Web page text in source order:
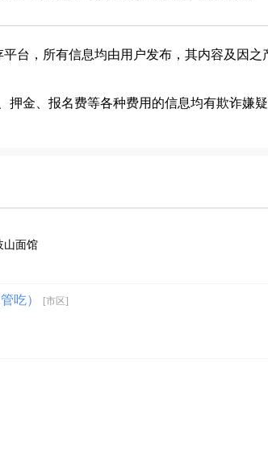
台，所有信息均由用户发布，其内容及因
押金、报名费等各种费用的信息均有欺诈嫌
山面馆
吃） [市区]